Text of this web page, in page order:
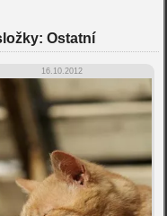
Ostatní
16.10.2012